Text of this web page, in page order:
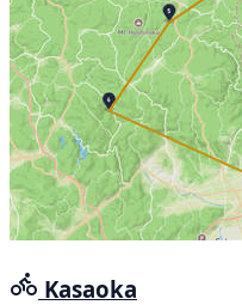
Kasaoka